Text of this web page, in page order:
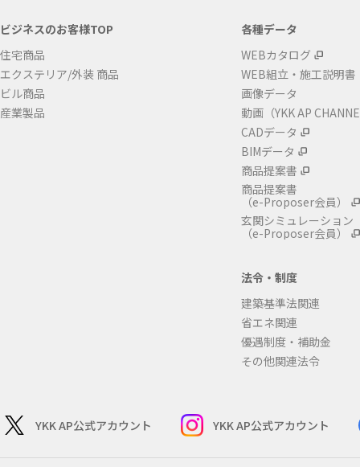
ビジネスのお客様TOP
住宅商品
エクステリア/外装 商品
ビル商品
産業製品
各種データ
WEBカタログ
WEB組立・施工説明書
画像データ
動画（YKK AP
CADデータ
BIMデータ
商品提案書
商品提案書
（e-Proposer会員）
玄関シミュレーション
（e-Proposer会員）
法令・制度
建築基準法関連
省エネ関連
優遇制度・補助金
その他関連法令
YKK AP公式アカウント YKK AP公式アカウント